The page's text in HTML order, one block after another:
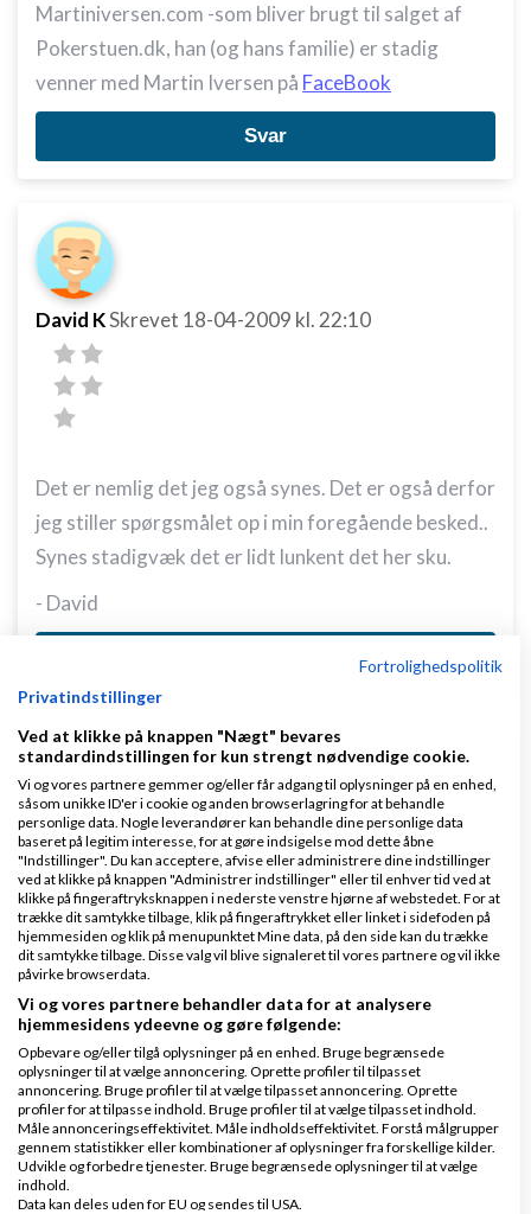
Martiniversen.com -som bliver brugt til salget af
Pokerstuen.dk, han (og hans familie) er stadig
venner med Martin Iversen på FaceBook
Svar
David KSkrevet 18-04-2009 kl. 22:10
Det er nemlig det jeg også synes. Det er også derfor
jeg stiller spørgsmålet op i min foregående besked..
Synes stadigvæk det er lidt lunkent det her sku.
- David
Martin ElnegaardSkrevet18-04-2009kl. 22:20
Da jeg er uddannet tøjmand, og ikke kan det helt
store påinternettet, og grundet nystartet job har
jeg ikke haft tid til dette.
Men det er helt sikker noget der kommer i den
nærmeste fremtid!
Fortrolighedspolitik
Privatindstillinger
Ved at klikke på knappen "Nægt" bevares
standardindstillingen for kun strengt nødvendige cookie.
Vi og vores partnere gemmer og/eller får adgang til oplysninger på en enhed,
såsom unikke ID'er i cookie og anden browserlagring for at behandle
personlige data. Nogle leverandører kan behandle dine personlige data
baseret på legitim interesse, for at gøre indsigelse mod dette åbne
"Indstillinger". Du kan acceptere, afvise eller administrere dine indstillinger
ved at klikke på knappen "Administrer indstillinger" eller til enhver tid ved at
klikke på fingeraftryksknappen i nederste venstre hjørne af webstedet. For at
trække dit samtykke tilbage, klik på fingeraftrykket eller linket i sidefoden på
hjemmesiden og klik på menupunktet Mine data, på den side kan du trække
dit samtykke tilbage. Disse valg vil blive signaleret til vores partnere og vil ikke
påvirke browserdata.
Vi og vores partnere behandler data for at analysere
hjemmesidens ydeevne og gøre følgende:
Opbevare og/eller tilgå oplysninger på en enhed. Bruge begrænsede
oplysninger til at vælge annoncering. Oprette profiler til tilpasset
annoncering. Bruge profiler til at vælge tilpasset annoncering. Oprette
profiler for at tilpasse indhold. Bruge profiler til at vælge tilpasset indhold.
Måle annonceringseffektivitet. Måle indholdseffektivitet. Forstå målgrupper
gennem statistikker eller kombinationer af oplysninger fra forskellige kilder.
Udvikle og forbedre tjenester. Bruge begrænsede oplysninger til at vælge
indhold.
Data kan deles uden for EU og sendes til USA.